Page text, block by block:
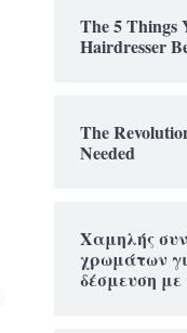
The 5 Things
Hairdresser
The
Needed
Χαμηλής
χρωμάτων
δέσμευση